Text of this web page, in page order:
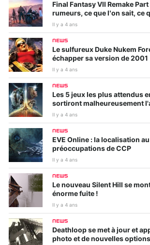
Final Fantasy VII Remake
rumeurs, ce que l’on sait, ce
Il y a 4 ans
NEWS
Le sulfureux Duke Nukem
échapper sa version de 2001
Il y a 4 ans
NEWS
Les 5 jeux les plus attendus
sortiront malheureusement
Il y a 4 ans
NEWS
EVE Online : la localisation
préoccupations de CCP
Il y a 4 ans
NEWS
Le nouveau Silent Hill se
énorme fuite !
Il y a 4 ans
NEWS
Deathloop se met à jour et
photo et de nouvelles